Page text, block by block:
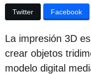
c
a
c
i
ó
Twitter Facebook
La impresión 3D
crear objetos
modelo digital